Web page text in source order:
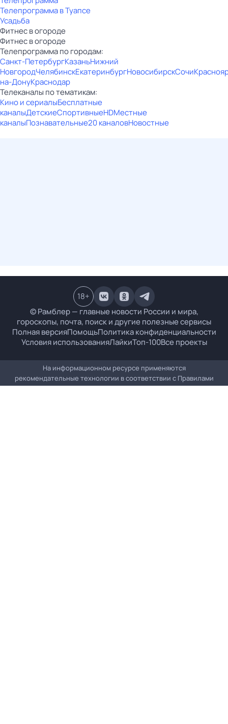
Телепрограмма в Туапсе
Усадьба
Фитнес в огороде
Фитнес в огороде
Телепрограмма по городам:
Санкт-ПетербургКазаньНижний
НовгородЧелябинскЕкатеринбургНовосибирскСочи
на-ДонуКраснодар
Телеканалы по тематикам:
Кино и сериалыБесплатные
каналыДетскиеСпортивныеHDМестные
каналыПознавательные20 каналовНовостные
© Рамблер — главные новости России и мира,
гороскопы, почта, поиск и другие полезные сервисы
Полная версияПомощьПолитика конфиденциальности
Условия использованияЛайкиТоп-100Все проекты
18+
На информационном ресурсе применяются
рекомендательные технологии в соответствии с Правилами